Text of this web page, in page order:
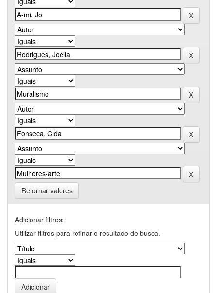
Retornar valores
Adicionar filtros:
Utilizar filtros para refinar o resultado de busca.